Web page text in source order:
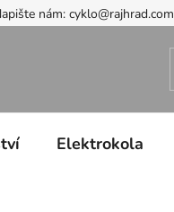
nám: cyklo@rajhrad.com
Elektrokola